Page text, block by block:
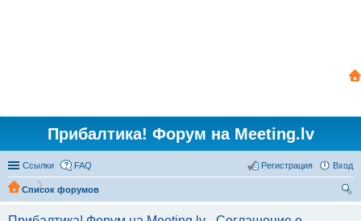
Прибалтика! Форум на Meeting.lv
Ссылки FAQ Вход
Регистрация
Список форумов